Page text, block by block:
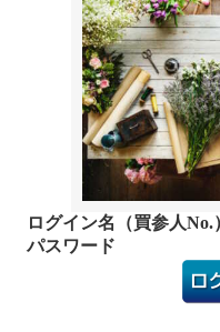
ログイン名（買参人No.
パスワード